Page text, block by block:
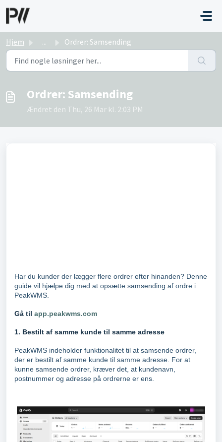
Hjem ... Ordrer: Samsending
Ordrer: Samsending
Ændret den Thu, 26 Mar kl. 2:03 PM
Har du kunder der lægger flere ordrer efter hinanden? Denne
guide vil hjælpe dig med at opsætte samsending af ordre i
PeakWMS.
Gå til app.peakwms.com
1. Bestilt af samme kunde til samme adresse
PeakWMS indeholder funktionalitet til at samsende ordrer,
der er bestilt af samme kunde til samme adresse. For at
kunne samsende ordrer, kræver det, at kundenavn,
postnummer og adresse på ordrerne er ens.